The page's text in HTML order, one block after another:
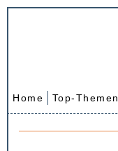
Home Top-Themen